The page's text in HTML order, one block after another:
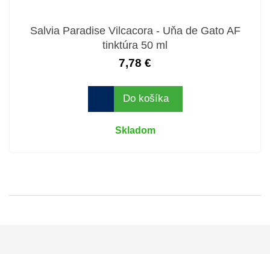
Salvia Paradise Vilcacora - Uňa de Gato AF
tinktúra 50 ml
7,78 €
Do košíka
Skladom